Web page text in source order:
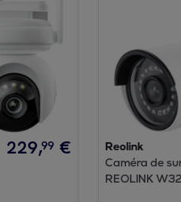
229,99 €
Reolink
Caméra de
REOLINK